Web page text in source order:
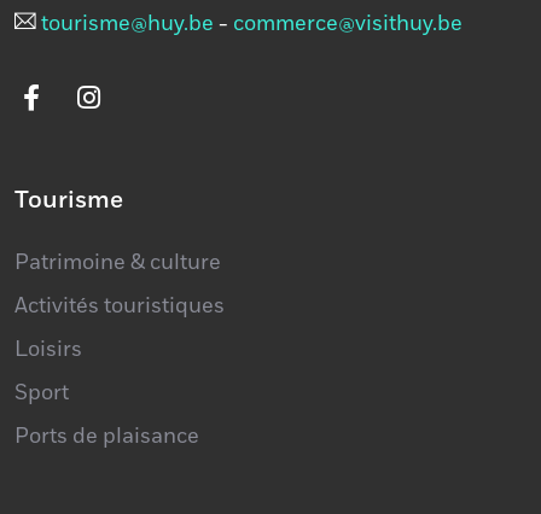
085 21 29 15
Patrimoine & culture
Activités touristiques
Loisirs
Sport